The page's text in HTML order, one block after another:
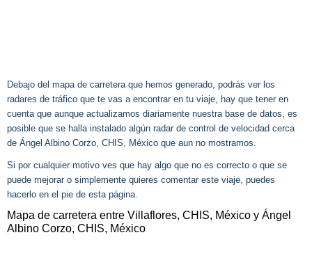
Debajo del mapa de carretera que hemos generado, podrás ver los
radares de tráfico que te vas a encontrar en tu viaje, hay que tener en
cuenta que aunque actualizamos diariamente nuestra base de datos, es
posible que se halla instalado algún radar de control de velocidad cerca
de Ángel Albino Corzo, CHIS, México que aun no mostramos.
Si por cualquier motivo ves que hay algo que no es correcto o que se
puede mejorar o simplemente quieres comentar este viaje, puedes
hacerlo en el pie de esta página.
Mapa de carretera entre Villaflores, CHIS, México y Ángel
Albino Corzo, CHIS, México